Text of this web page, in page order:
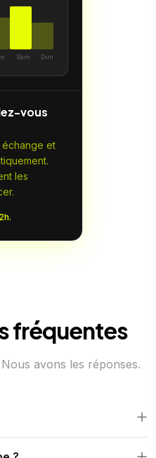
Sam Dim
vous
et
les
fréquentes
avons les réponses.